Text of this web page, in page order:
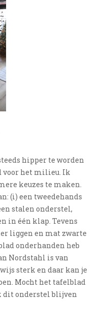
hipper te worden
voor het milieu. Ik
keuzes te maken.
(i) een tweedehands
stalen onderstel,
in één klap. Tevens
liggen en mat zwarte
onderhanden heb
Nordstahl is van
sterk en daar kan je
Mocht het tafelblad
dit onderstel blijven